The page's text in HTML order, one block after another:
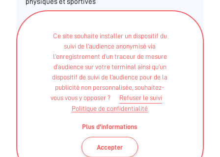
Ce site souhaite installer un dispositif du
suivi de l’audience anonymisé via
l’enregistrement d’un traceur de mesure
d’audience sur votre terminal ainsi qu’un
dispositif de suivi de l’audience pour de la
publicité non personnalisée, souhaitez-
vous vous y opposer ?
Refuser le suivi
Politique de confidentialité
Plus d'informations
Accepter
physiques et sportives
Autre - Certification Pilates
EncadrementPilates,Renforcement
musculaire, Préparation Physique Générale
PPG),Course à PiedetMarche Nordique,
adaptés à votre pathologie.
https://www.pilates-sport-sante.fr